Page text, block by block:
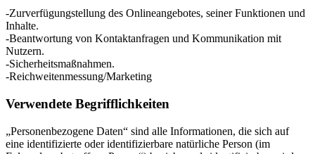
-Zurverfügungstellung des Onlineangebotes, seiner Funktionen und
Inhalte.
-Beantwortung von Kontaktanfragen und Kommunikation mit
Nutzern.
-Sicherheitsmaßnahmen.
-Reichweitenmessung/Marketing
Verwendete Begrifflichkeiten
„Personenbezogene Daten“ sind alle Informationen, die sich auf
eine identifizierte oder identifizierbare natürliche Person (im